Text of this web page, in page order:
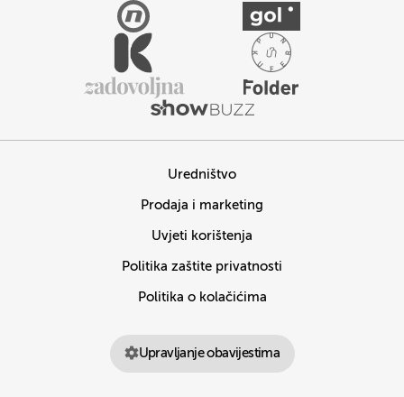
Uredništvo
Prodaja i marketing
Uvjeti korištenja
Politika zaštite privatnosti
Politika o kolačićima
Upravljanje obavijestima